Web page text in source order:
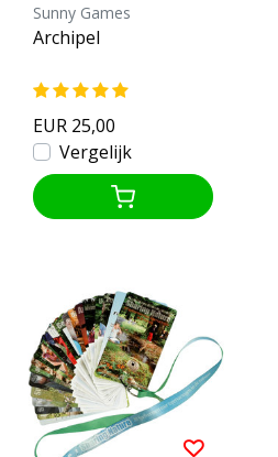
Sunny Games
Archipel
EUR 25,00
Vergelijk